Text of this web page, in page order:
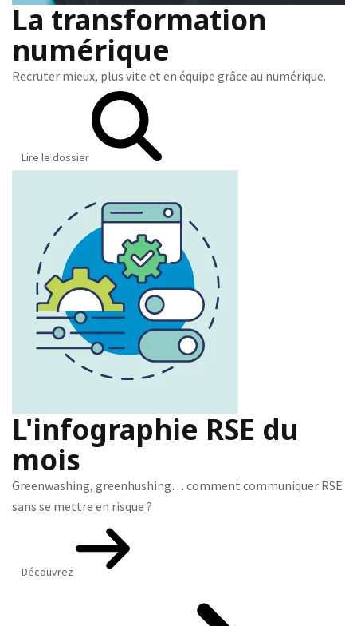
La transformation
numérique
Recruter mieux, plus vite et en équipe grâce au numérique.
Lire le dossier
L'infographie RSE du
mois
Greenwashing, greenhushing… comment communiquer RSE
sans se mettre en risque ?
Découvrez